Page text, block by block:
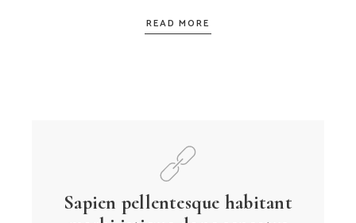
READ MORE
Sapien pellentesque habitant